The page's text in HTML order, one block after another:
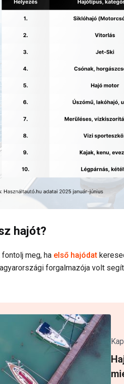
hajót?
meg, ha első hajódat
forgalmazója volt